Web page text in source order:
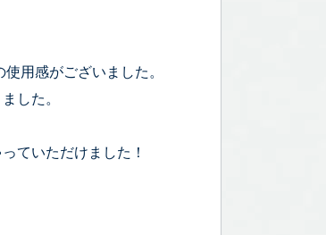
用感がございました。
した。
ていただけました！